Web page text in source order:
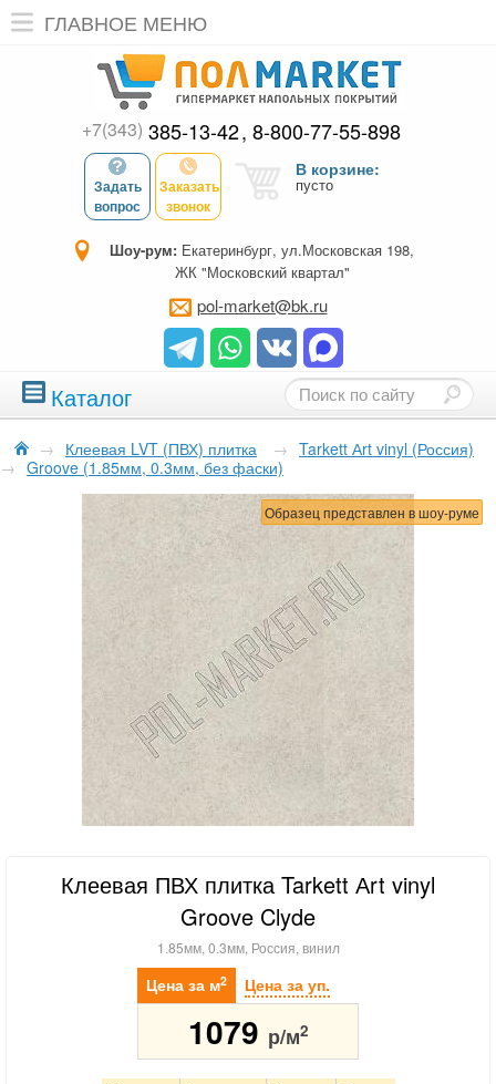
ГЛАВНОЕ МЕНЮ
+7(343) 385-13-42 8-800-77-55-898
Задать
вопрос
Заказать
звонок
В корзине:
пусто
Шоу-рум: Екатеринбург, ул.Московская 198,
ЖК "Московский квартал"
pol-market@bk.ru
Каталог
→ Клеевая LVT (ПВХ) плитка → Tarkett Аrt vinyl (Россия)
→ Groove (1.85мм, 0.3мм, без фаски)
Образец представлен в шоу-руме
Клеевая ПВХ плитка Tarkett Аrt vinyl
Groove Clyde
1.85мм, 0.3мм, Россия, винил
Цена за м2 Цена за уп.
1079 р/м2